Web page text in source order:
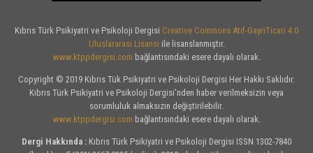
Kıbrıs Türk Psikiyatri ve Psikoloji Dergisi Creative Commons Atıf-GayriTicari 4.0
Uluslararası Lisansı ile lisanslanmıştır.
www.ktppdergisi.com bağlantısındaki esere dayalı olarak.
Copyright © 2019 Kıbrıs Tük Psikiyatri ve Psikoloji Dergisi Her Hakkı Saklıdır.
Kıbrıs Türk Psikiyatri ve Psikoloji Dergisi’nden haber verilmeksizin veya
sorumluluk almaksızın değiştirilebilir.
www.ktppdergisi.com bağlantısındaki esere dayalı olarak.
Dergi Hakkında : Kıbrıs Türk Psikiyatri ve Psikoloji Dergisi ISSN 1302-7840